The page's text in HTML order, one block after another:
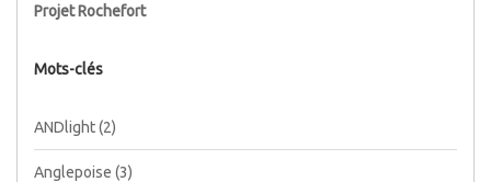
Projet Rochefort
Mots-clés
ANDlight(2)
Anglepoise (3)